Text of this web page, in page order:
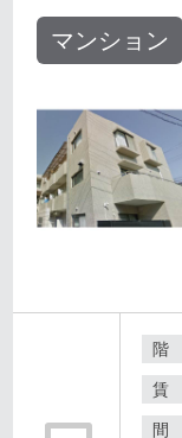
マンション
間